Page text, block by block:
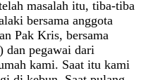
masalah itu, tiba-tiba
bersama anggota
Pak Kris, bersama
dan pegawai dari
kami. Saat itu kami